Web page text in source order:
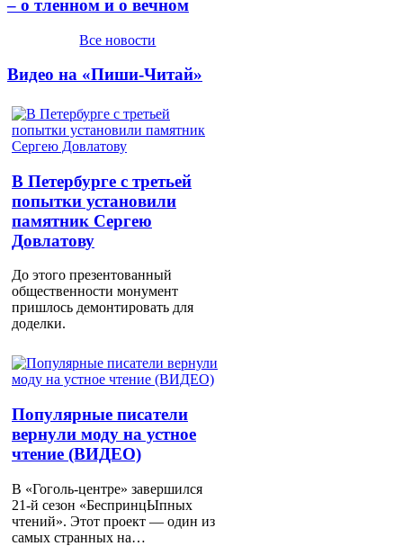
– о тленном и о вечном
Все новости
Видео на «Пиши-Читай»
В Петербурге с третьей
попытки установили
памятник Сергею
Довлатову
До этого презентованный
общественности монумент
пришлось демонтировать для
доделки.
Популярные писатели
вернули моду на устное
чтение (ВИДЕО)
В «Гоголь-центре» завершился
21-й сезон «БеспринцЫпных
чтений». Этот проект — один из
самых странных на…